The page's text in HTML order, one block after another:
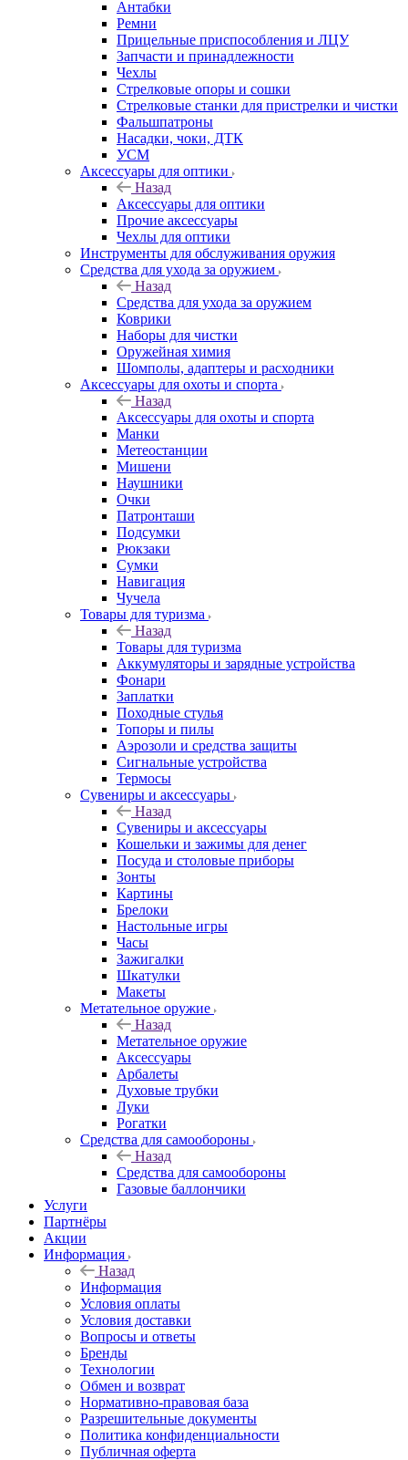
Антабки
Ремни
Прицельные приспособления и ЛЦУ
Запчасти и принадлежности
Чехлы
Стрелковые опоры и сошки
Стрелковые станки для пристрелки и чистки
Фальшпатроны
Насадки, чоки, ДТК
УСМ
Аксессуары для оптики
Назад
Аксессуары для оптики
Прочие аксессуары
Чехлы для оптики
Инструменты для обслуживания оружия
Средства для ухода за оружием
Назад
Средства для ухода за оружием
Коврики
Наборы для чистки
Оружейная химия
Шомполы, адаптеры и расходники
Аксессуары для охоты и спорта
Назад
Аксессуары для охоты и спорта
Манки
Метеостанции
Мишени
Наушники
Очки
Патронташи
Подсумки
Рюкзаки
Сумки
Навигация
Чучела
Товары для туризма
Назад
Товары для туризма
Аккумуляторы и зарядные устройства
Фонари
Заплатки
Походные стулья
Топоры и пилы
Аэрозоли и средства защиты
Сигнальные устройства
Термосы
Сувениры и аксессуары
Назад
Сувениры и аксессуары
Кошельки и зажимы для денег
Посуда и столовые приборы
Зонты
Картины
Брелоки
Настольные игры
Часы
Зажигалки
Шкатулки
Макеты
Метательное оружие
Назад
Метательное оружие
Аксессуары
Арбалеты
Духовые трубки
Луки
Рогатки
Средства для самообороны
Назад
Средства для самообороны
Газовые баллончики
Услуги
Партнёры
Акции
Информация
Назад
Информация
Условия оплаты
Условия доставки
Вопросы и ответы
Бренды
Технологии
Обмен и возврат
Нормативно-правовая база
Разрешительные документы
Политика конфиденциальности
Публичная оферта